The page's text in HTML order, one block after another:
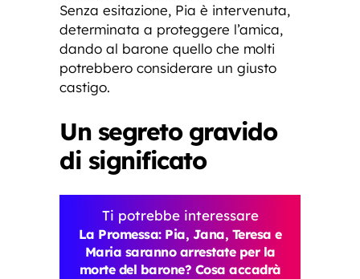
Senza esitazione, Pia è intervenuta,
determinata a proteggere l’amica,
dando al barone quello che molti
potrebbero considerare un giusto
castigo.
Un segreto gravido
di significato
Ti potrebbe interessare
La Promessa: Pia, Jana, Teresa e
Maria saranno arrestate per la
morte del barone? Cosa accadrà